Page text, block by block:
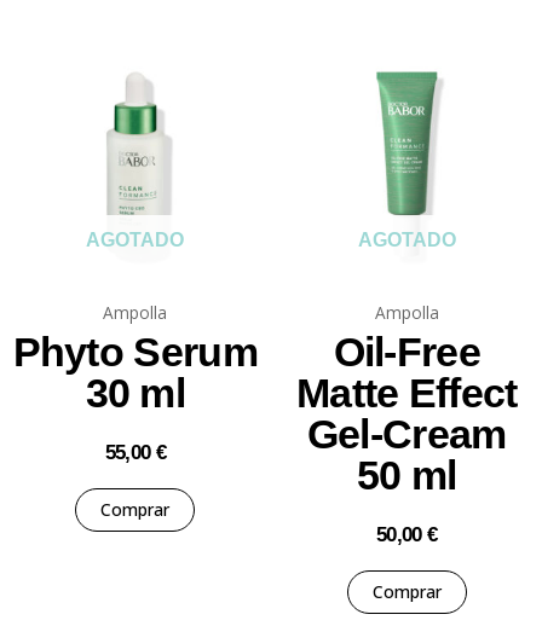
AGOTADO
Ampolla
Phyto Serum
30 ml
55,00 €
Comprar
AGOTADO
Ampolla
Oil-Free
Matte Effect
Gel-Cream
50 ml
50,00 €
Comprar